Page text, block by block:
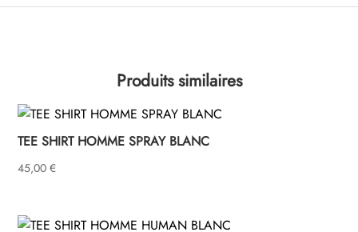
Produits similaires
TEE SHIRT HOMME SPRAY BLANC
45,00€